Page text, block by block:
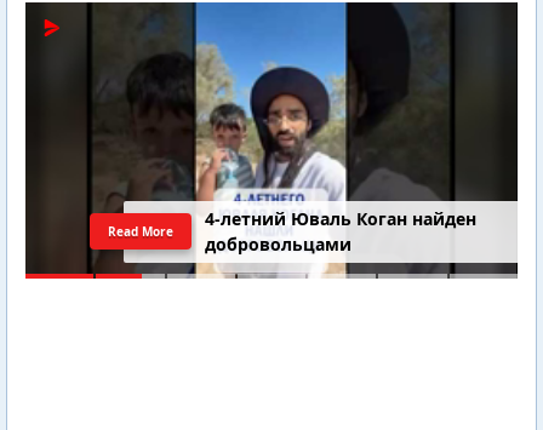
4-летний Юваль Коган найден
добровольцами
Read More